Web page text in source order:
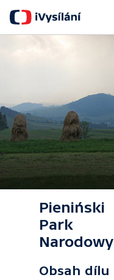
Pieniński
Park
Narodowy
Obsah dílu